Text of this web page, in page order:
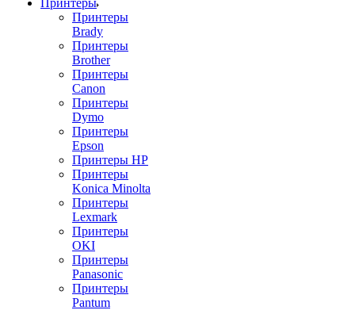
Принтеры
Принтеры
Brady
Принтеры
Brother
Принтеры
Canon
Принтеры
Dymo
Принтеры
Epson
Принтеры HP
Принтеры
Konica Minolta
Принтеры
Lexmark
Принтеры
OKI
Принтеры
Panasonic
Принтеры
Pantum